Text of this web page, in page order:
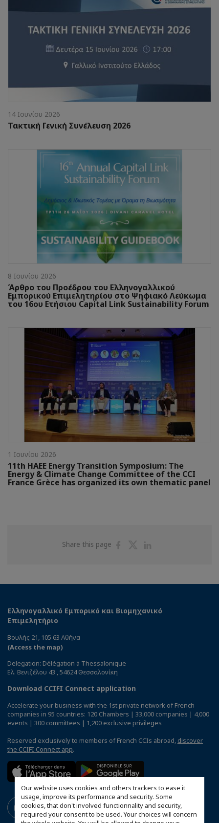
Our website uses cookies and others trackers to ease it
usage, improve its performance and security. Some
cookies, that don't involved functionnality and security,
required your consent to be used. Your choices will concern
14 Ιουνίου 2026
Τακτική Γενική Συνέλευση 2026
8 Ιουνίου 2026
Άρθρο του Προέδρου του Ελληνογαλλικού
Εμπορικού Επιμελητηρίου στο Ψηφιακό Λεύκωμα
του 16ου Ετήσιου Capital Link Sustainability Forum
1 Ιουνίου 2026
11th HAEE Energy Transition Symposium: The
Energy & Climate Change Committee of the CCI
France Grèce has organized its own thematic panel
Share this page
ShareShare
Ελληνογαλλικό Εμπορικό και Βιομηχανικό
Επιμελητήριο
Βουλής 21, 105 63 Αθήνα
(Access the map)
Delegation: Délégation à Thessalonique
Ελ. Βενιζέλου 43 , 54624 Θεσσαλονίκη
Download CCIFI Connect application
Accelerate your business with the 1st private network of French
companies in 95 countries: 120 Chambers | 33,000 companies | 4,000
events | 300 committees | 1,200 exclusive privileges
Reserved exclusively to members of French CCIs abroad, discover
the CCIFI Connect app.